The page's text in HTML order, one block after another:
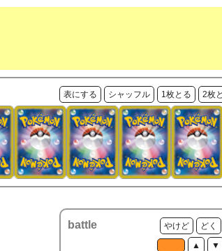
表にする シャッフル 1枚とる 2枚
battle やけど どく
▲
▼